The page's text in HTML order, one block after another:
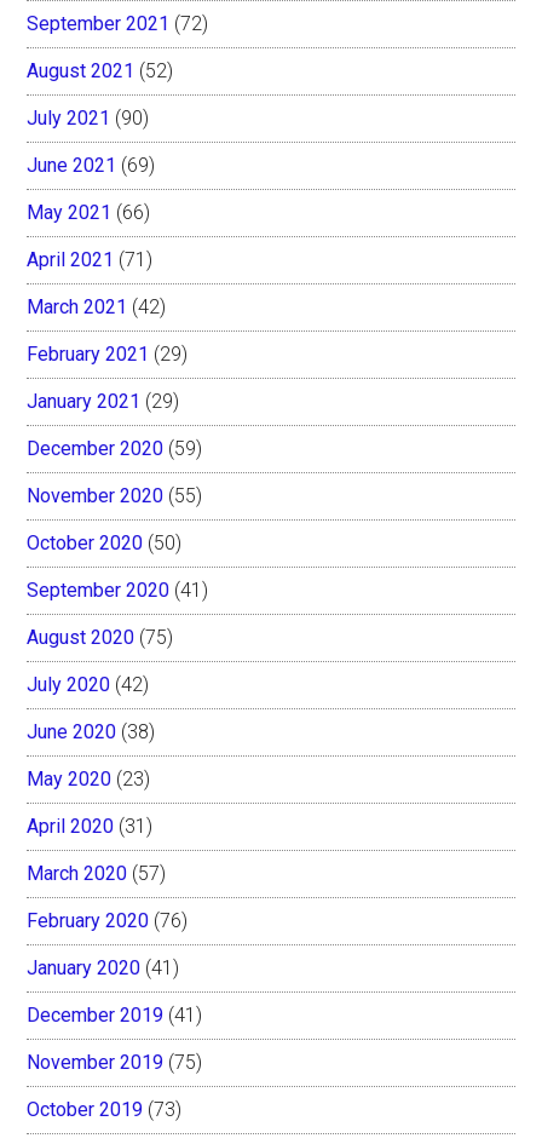
September 2021 (72)
August 2021 (52)
July 2021 (90)
June 2021 (69)
May 2021 (66)
April 2021 (71)
March 2021 (42)
February 2021 (29)
January 2021 (29)
December 2020 (59)
November 2020 (55)
October 2020 (50)
September 2020 (41)
August 2020 (75)
July 2020 (42)
June 2020 (38)
May 2020 (23)
April 2020 (31)
March 2020 (57)
February 2020 (76)
January 2020 (41)
December 2019 (41)
November 2019 (75)
October 2019 (73)